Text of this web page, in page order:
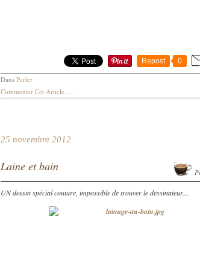
Repost 0
Dans Parler
Commenter Cet Article …
25 novembre 2012
Laine et bain
UN dessin spécial couture, impossible de trouver le dessinateur....